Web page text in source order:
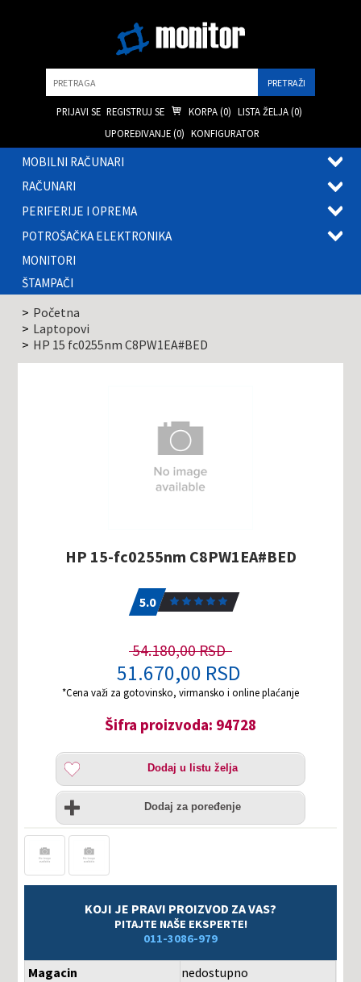
PRIJAVI SE REGISTRUJ SE KORPA (0) LISTA ŽELJA (0)
UPOREĐIVANJE (0) KONFIGURATOR
MOBILNI RAČUNARI
RAČUNARI
PERIFERIJE I OPREMA
POTROŠAČKA ELEKTRONIKA
MONITORI
ŠTAMPAČI
Početna
Laptopovi
HP 15 fc0255nm C8PW1EA#BED
HP 15-fc0255nm C8PW1EA#BED
5.0
54.180,00 RSD
51.670,00 RSD
*Cena važi za gotovinsko, virmansko i online plaćanje
Šifra proizvoda: 94728
Dodaj
listu
želja
Dodaj u listu želja
Uporedi
Dodaj za poređenje
KOJI JE PRAVI PROIZVOD ZA VAS?
PITAJTE NAŠE EKSPERTE!
011-3086-979
Magacin
nedostupno